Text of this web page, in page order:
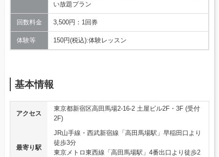
い放題プラン
回数料金 3,500円：1回券
体験等 150円(税込):体験レッスン
基本情報
アクセス
東京都新宿区高田馬場2-16-2 土屋ビル2F・3F (受付
2F)
最寄り駅
JR山手線・西武新宿線「高田馬場駅」早稲田口より
徒歩3分
東京メトロ東西線「高田馬場駅」4番出口より徒歩2